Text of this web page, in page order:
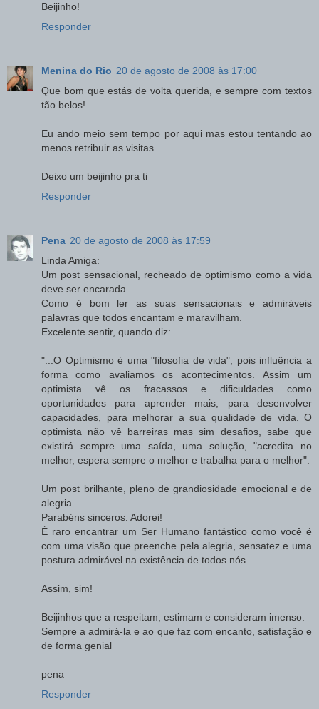
Beijinho!
Responder
Menina do Rio 20 de agosto de 2008 às 17:00
Que bom que estás de volta querida, e sempre com textos
tão belos!
Eu ando meio sem tempo por aqui mas estou tentando ao
menos retribuir as visitas.
Deixo um beijinho pra ti
Responder
Pena 20 de agosto de 2008 às 17:59
Linda Amiga:
Um post sensacional, recheado de optimismo como a vida
deve ser encarada.
Como é bom ler as suas sensacionais e admiráveis
palavras que todos encantam e maravilham.
Excelente sentir, quando diz:
"...O Optimismo é uma "filosofia de vida", pois influência a
forma como avaliamos os acontecimentos. Assim um
optimista vê os fracassos e dificuldades como
oportunidades para aprender mais, para desenvolver
capacidades, para melhorar a sua qualidade de vida. O
optimista não vê barreiras mas sim desafios, sabe que
existirá sempre uma saída, uma solução, "acredita no
melhor, espera sempre o melhor e trabalha para o melhor".
Um post brilhante, pleno de grandiosidade emocional e de
alegria.
Parabéns sinceros. Adorei!
É raro encantrar um Ser Humano fantástico como você é
com uma visão que preenche pela alegria, sensatez e uma
postura admirável na existência de todos nós.
Assim, sim!
Beijinhos que a respeitam, estimam e consideram imenso.
Sempre a admirá-la e ao que faz com encanto, satisfação e
de forma genial
pena
Responder